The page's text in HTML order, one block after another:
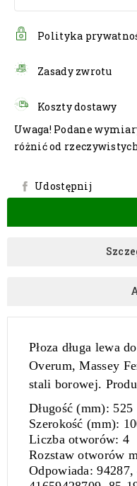
Polityka
Zasady zwrotu
Koszty dostawy
Uwaga! Podane
różnić od
Udostępnij
Płoza długa lewa
Overum, Massey
stali borowej.
Długość (mm): 525
Szerokość (mm):
Liczba otworów: 4
Rozstaw otworów
Odpowiada: 94287,